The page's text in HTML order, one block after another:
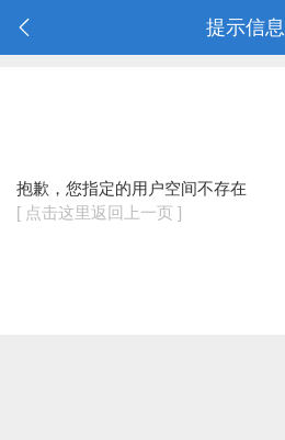
提示信息
抱歉，您指定的用户空间不存在
[ 点击这里返回上一页 ]